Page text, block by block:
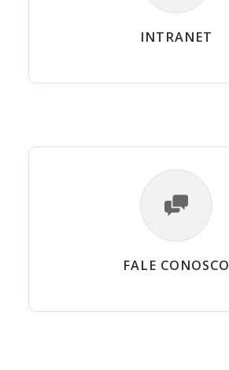
INTRANET
FALE CONOSCO